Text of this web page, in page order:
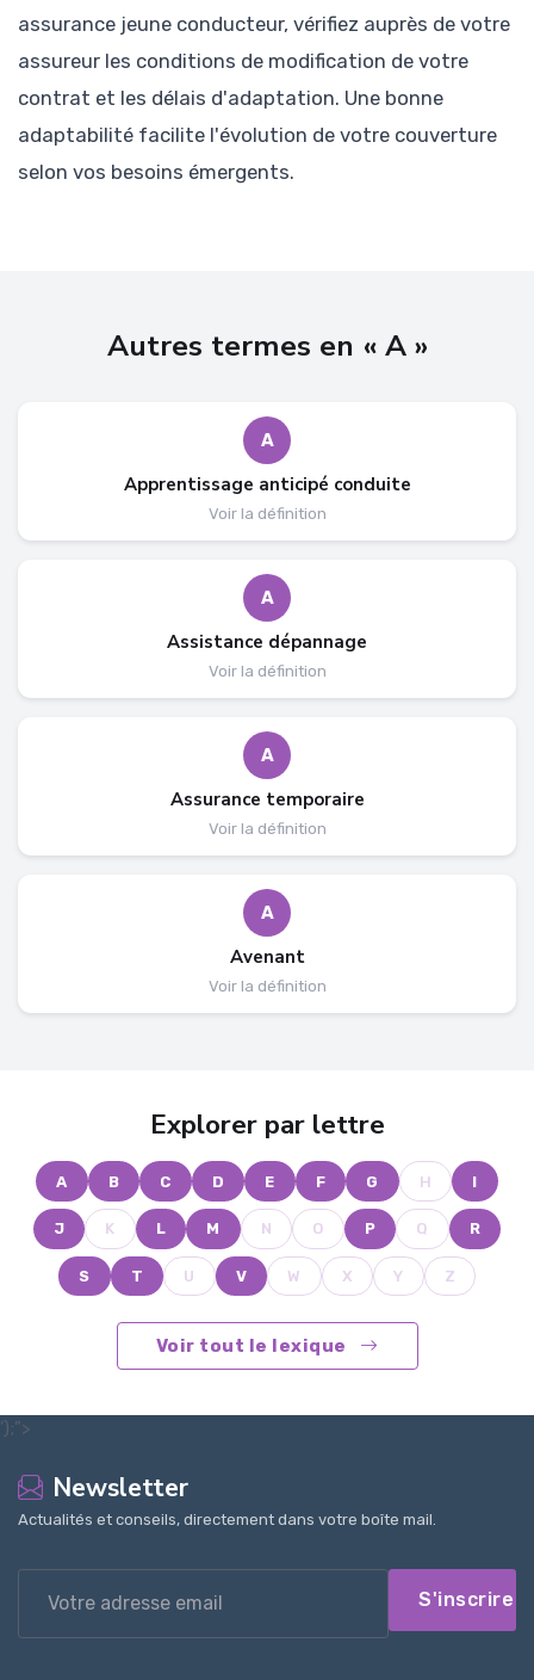
assurance jeune conducteur, vérifiez auprès de votre
assureur les conditions de modification de votre
contrat et les délais d'adaptation. Une bonne
adaptabilité facilite l'évolution de votre couverture
selon vos besoins émergents.
Autres termes en « A »
A
Apprentissage anticipé conduite
Voir la définition
A
Assistance dépannage
Voir la définition
A
Assurance temporaire
Voir la définition
A
Avenant
Voir la définition
Explorer par lettre
A B C D E F G H I
J K L M N O P Q R
S T U V W X Y Z
Voir tout le lexique
');">
Newsletter
Actualités et conseils, directement dans votre boîte mail.
S'inscrire